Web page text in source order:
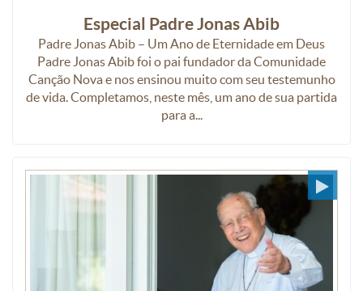
Especial Padre Jonas Abib
Padre Jonas Abib – Um Ano de Eternidade em Deus
Padre Jonas Abib foi o pai fundador da Comunidade
Canção Nova e nos ensinou muito com seu testemunho
de vida. Completamos, neste mês, um ano de sua partida
para a...